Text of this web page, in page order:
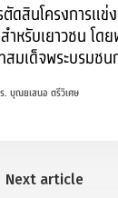
ดสินโครงการแข่
หรับเยาวชน โดย
สมเด็จพระบรมชน
ราธิราช
. บุณยเสนอ ตรีวิเศษ